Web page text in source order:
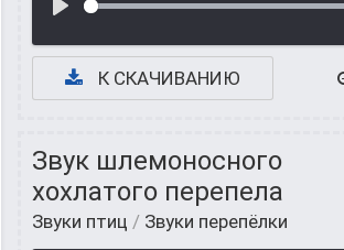
К СКАЧИВАНИЮ
Звук шлемоносного
хохлатого перепела
Звуки птиц / Звуки перепёлки